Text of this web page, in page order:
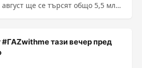
тази вечер пред